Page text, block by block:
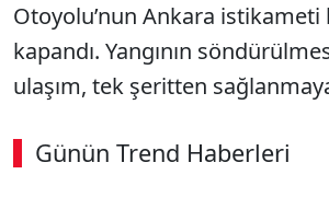
Otoyolu’nun Ankara
kapandı. Yangının
ulaşım, tek şeritten
Günün Trend Haberleri
00:01 / 09:08